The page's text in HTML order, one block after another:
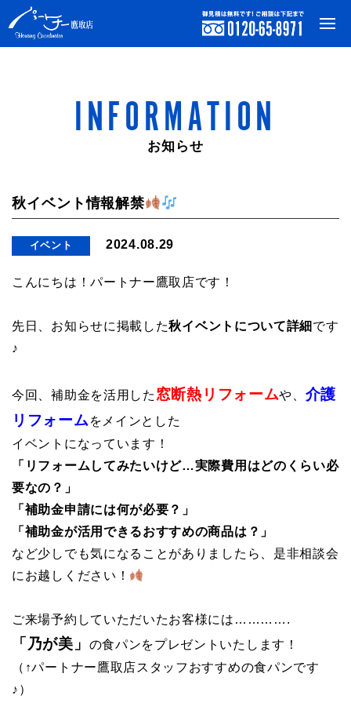
INFORMATION
お知らせ
秋イベント情報解禁
イベント 2024.08.29
こんにちは！パートナー鷹取店です！
先日、お知らせに掲載した秋イベントについて詳細 です
♪
今回、補助金を活用した 窓断熱リフォームや、 介護
リフォーム をメインとした
イベントになっています！
「リフォームしてみたいけど…実際費用はどのくらい必
要なの？」
「補助金申請には何が必要？」
「補助金が活用できるおすすめの商品は？」
など少しでも気になることがありましたら、是非相談会
にお越しください！
ご来場予約していただいたお客様には………….
「乃が美」
の食パンをプレゼントいたします！
（↑パートナー鷹取店スタッフおすすめの食パンです
♪）